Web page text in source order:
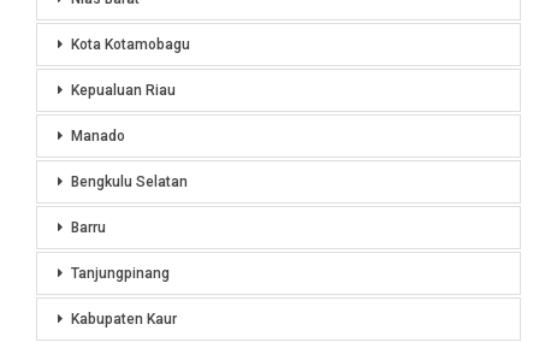
Kota Kotamobagu
Kepualuan Riau
Manado
Bengkulu Selatan
Barru
Tanjungpinang
Kabupaten Kaur